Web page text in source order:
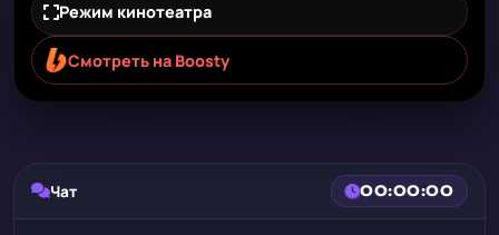
Режим кинотеатра
Смотреть на Boosty
Чат 00:00:00